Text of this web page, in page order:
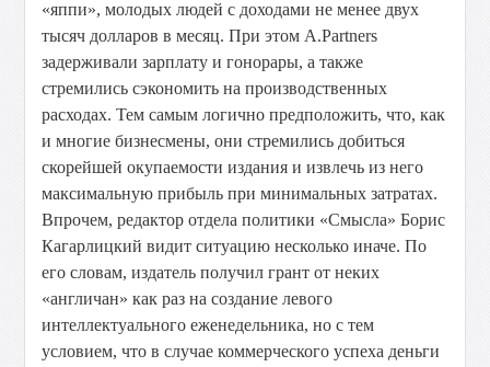
«яппи», молодых людей с доходами не менее двух
тысяч долларов в месяц. При этом A.Partners
задерживали зарплату и гонорары, а также
стремились сэкономить на производственных
расходах. Тем самым логично предположить, что, как
и многие бизнесмены, они стремились добиться
скорейшей окупаемости издания и извлечь из него
максимальную прибыль при минимальных затратах.
Впрочем, редактор отдела политики «Смысла» Борис
Кагарлицкий видит ситуацию несколько иначе. По
его словам, издатель получил грант от неких
«англичан» как раз на создание левого
интеллектуального еженедельника, но с тем
условием, что в случае коммерческого успеха деньги